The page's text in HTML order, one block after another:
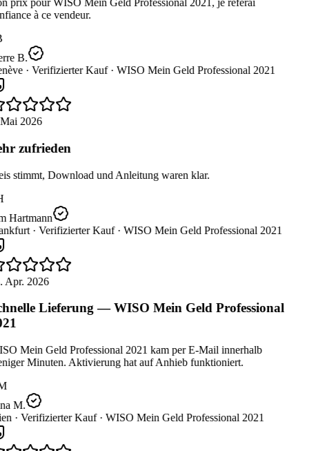
prix pour WISO Mein Geld Professional 2021, je referai
à ce vendeur.
B.
· Verifizierter Kauf · WISO Mein Geld Professional 2021
2026
zufrieden
stimmt, Download und Anleitung waren klar.
Hartmann
· Verifizierter Kauf · WISO Mein Geld Professional 2021
Apr. 2026
Lieferung — WISO Mein Geld Professional
Mein Geld Professional 2021 kam per E-Mail innerhalb
Minuten. Aktivierung hat auf Anhieb funktioniert.
M.
· Verifizierter Kauf · WISO Mein Geld Professional 2021